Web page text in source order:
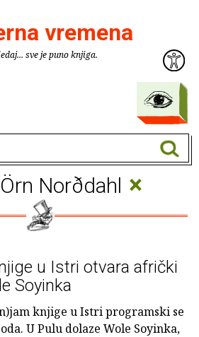
vremena
sve je puno knjiga.
Norðdahl ×
u Istri otvara afrički
Soyinka
knjige u Istri programski se
U Pulu dolaze Wole Soyinka,